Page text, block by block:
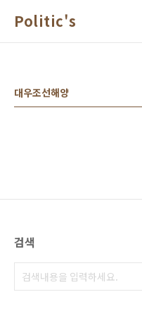
Politic's
대우조선해양
검색